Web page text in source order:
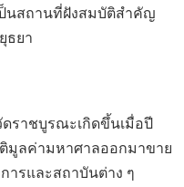
ป็นสถานที่ฝังสมบัติสำคัญ
ธยา
ราชบูรณะเกิดขึ้นเมื่อปี
มูลค่ามหาศาลออกมาขาย
ารและสถาบันต่าง ๆ